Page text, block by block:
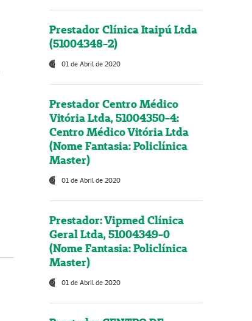
Prestador Clínica Itaipú Ltda
(51004348-2)
01 de Abril de 2020
Prestador Centro Médico
Vitória Ltda, 51004350-4:
Centro Médico Vitória Ltda
(Nome Fantasia: Policlínica
Master)
01 de Abril de 2020
Prestador: Vipmed Clínica
Geral Ltda, 51004349-0
(Nome Fantasia: Policlínica
Master)
01 de Abril de 2020